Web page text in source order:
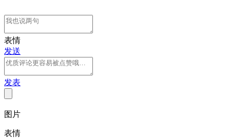
表情
发送
发表
图片
表情